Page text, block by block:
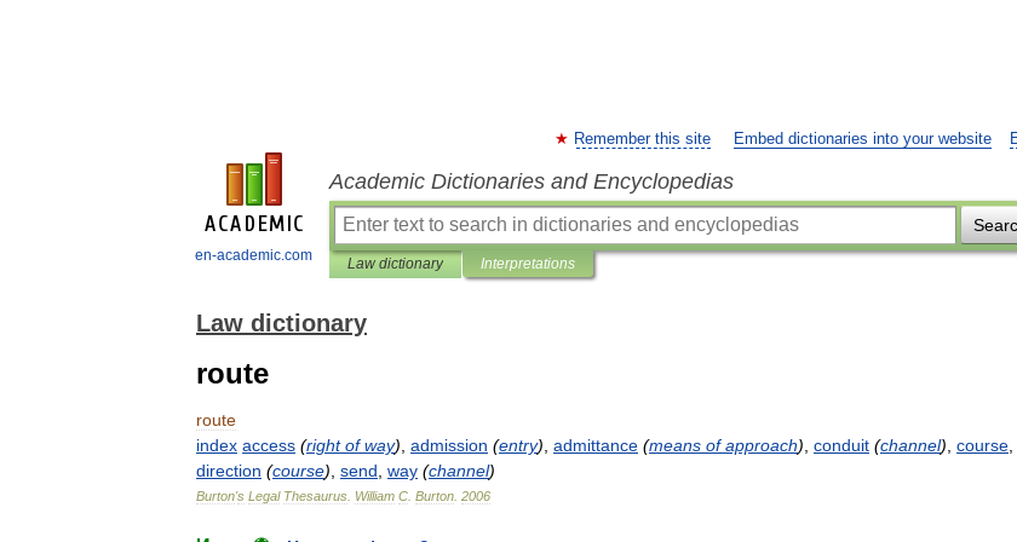
en-academic.com
Remember this site Embed dictionaries into your website
Academic Dictionaries and Encyclopedias
Law dictionary Interpretations
Law dictionary
route
route
index access (right of way) admission (entry) admittance (means of approach) conduit (channel) course
direction (course) send way (channel)
Burton's Legal Thesaurus William C Burton 2006